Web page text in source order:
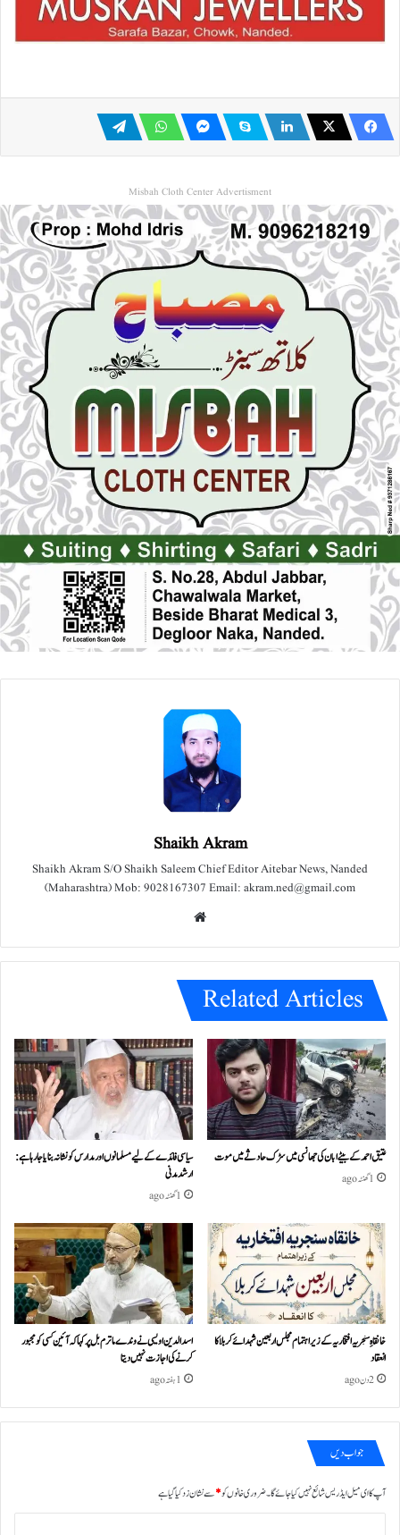
Misbah Cloth Center Advertisment
Shaikh Akram
Shaikh Akram S/O Shaikh Saleem Chief Editor Aitebar News, Nanded
(Maharashtra) Mob: 9028167307 Email: akram.ned@gmail.com
e
Related Articles
عتیق احمد کے بیٹے ابان کی جھانسی میں سڑک حادثے میں موت
1 گھنٹہ ago
سیاسی فائدے کے لیے مسلمانوں اور مدارس کو نشانہ بنایا جا رہا ہے:
ارشد مدنی
1 گھنٹہ ago
خانقاہِ سنجریہ افتخاریہ کے زیراہتمام مجلس اربعین شہدائے کربلا کا
انعقاد
2 دن ago
اسد الدین اویسی نے وندے ماترم بل پر کہا کہ آئین کسی کو مجبور
کرنے کی اجازت نہیں دیتا
1 ہفتہ ago
جواب دیں
آپ کا ای میل ایڈریس شائع نہیں کیا جائے گا۔ضروری خانوں کو*سے نشان زد کیا گیا ہے